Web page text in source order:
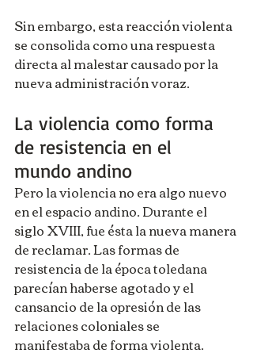
Sin embargo, esta reacción violenta
se consolida como una respuesta
directa al malestar causado por la
nueva administración voraz.
La violencia como forma
de resistencia en el
mundo andino
Pero la violencia no era algo nuevo
en el espacio andino. Durante el
siglo XVIII, fue ésta la nueva manera
de reclamar. Las formas de
resistencia de la época toledana
parecían haberse agotado y el
cansancio de la opresión de las
relaciones coloniales se
manifestaba de forma violenta.